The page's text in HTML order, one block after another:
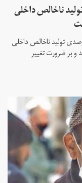
سقوط ۵۷ درصدی تولید ناخالص داخلی
شافعی، رییس اتاق بازرگانی، سقوط ۵۷ درصدی تولید ناخالص داخلی
بر ضرورت تغییر